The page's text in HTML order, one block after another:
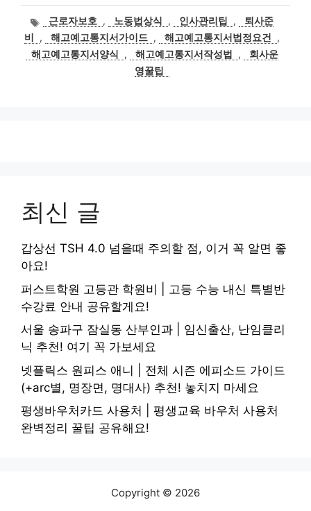
태
그
근로자보호 , 노동법상식 , 인사관리팁 ,
퇴사준
비
, 해고예고통지서가이드 , 해고예고통지서법정요건
,
해고예고통지서양식
, 해고예고통지서작성법 ,
회사운
영꿀팁
최신 글
갑상선 TSH 4.0 넘을때 주의할 점, 이거 꼭 알면 좋
아요!
퍼스트학원 고등관 학원비 | 고등 수능 내신 특별반
수강료 안내 공유할게요!
서울 송파구 잠실동 산부인과 | 임신출산, 난임클리
닉 추천! 여기 꼭 가보세요
넷플릭스 원피스 애니 | 전체 시즌 에피소드 가이드
(+arc별, 명장면, 명대사) 추천! 놓치지 마세요
평생바우처카드 사용처 | 평생교육 바우처 사용처
완벽정리 꿀팁 공유해요!
Copyright © 2026